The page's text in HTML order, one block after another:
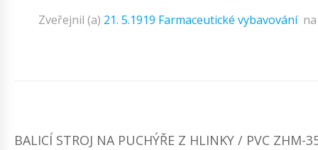
Zveřejnil (a) 21. 5.1919 Farmaceutické vybavování
BALICÍ STROJ NA PUCHÝŘE Z HLINKY / PVC ZHM-